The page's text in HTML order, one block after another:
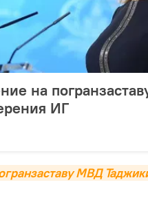
на
ИГ
МВД